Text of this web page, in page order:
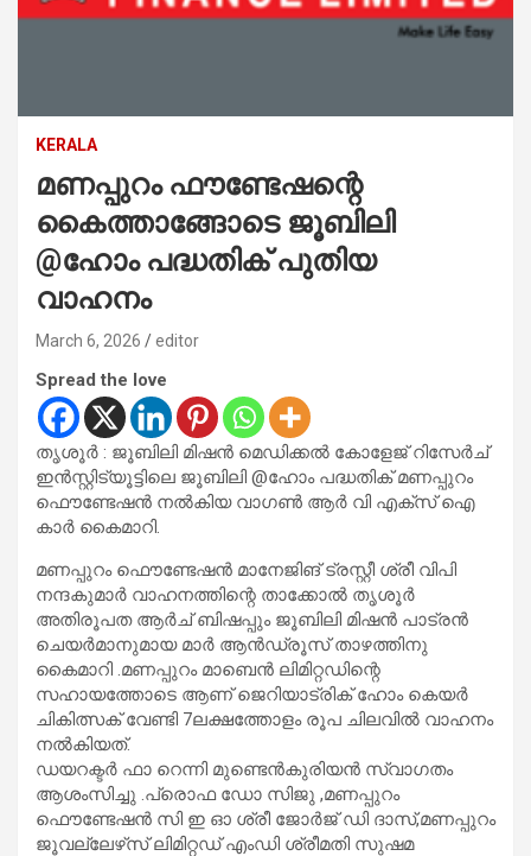
KERALA
മണപ്പുറം ഫൗണ്ടേഷന്റെ
കൈത്താങ്ങോടെ ജൂബിലി
@ഹോം പദ്ധതിക് പുതിയ
വാഹനം
March 6, 2026 editor
Spread the love
തൃശൂർ : ജൂബിലി മിഷൻ മെഡിക്കൽ കോളേജ് റിസേർച്
ഇൻസ്റ്റിട്യൂട്ടിലെ ജൂബിലി @ഹോം പദ്ധതിക് മണപ്പുറം
ഫൌണ്ടേഷൻ നൽകിയ വാഗൺ ആർ വി എക്സ് ഐ
കാർ കൈമാറി.
മണപ്പുറം ഫൌണ്ടേഷൻ മാനേജിങ് ട്രസ്റ്റീ ശ്രീ വിപി
നന്ദകുമാർ വാഹനത്തിന്റെ താക്കോൽ തൃശൂർ
അതിരൂപത ആർച് ബിഷപ്പും ജൂബിലി മിഷൻ പാട്രൻ
ചെയർമാനുമായ മാർ ആൻഡ്രൂസ് താഴത്തിനു
കൈമാറി .മണപ്പുറം മാബെൻ ലിമിറ്റഡിന്റെ
സഹായത്തോടെ ആണ് ജെറിയാട്രിക് ഹോം കെയർ
ചികിത്സക് വേണ്ടി 7ലക്ഷത്തോളം രൂപ ചിലവിൽ വാഹനം
നൽകിയത്.
ഡയറക്ടർ ഫാ റെന്നി മുണ്ടെൻകുരിയൻ സ്വാഗതം
ആശംസിച്ചു .പ്രൊഫ ഡോ സിജു ,മണപ്പുറം
ഫൌണ്ടേഷൻ സി ഇ ഓ ശ്രീ ജോർജ് ഡി ദാസ്,മണപ്പുറം
ജൂവല്ലേഴ്‌സ് ലിമിറ്റഡ് എംഡി ശ്രീമതി സുഷമ